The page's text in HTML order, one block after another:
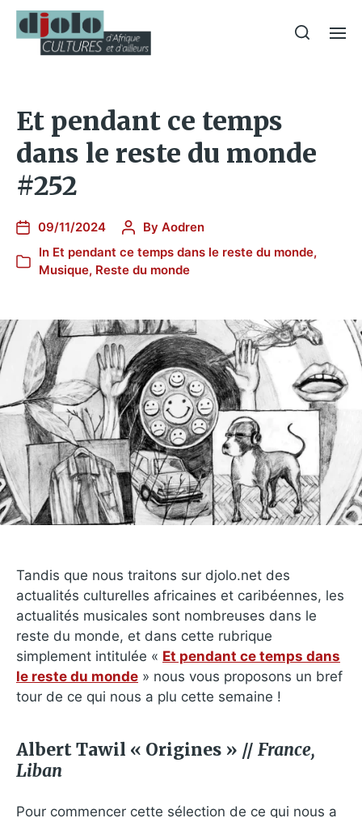
Et pendant ce temps
dans le reste du monde
#252
09/11/2024 By Aodren
In Et pendant ce temps dans le reste du monde,
Musique, Reste du monde
Tandis que nous traitons sur djolo.net des
actualités culturelles africaines et caribéennes, les
actualités musicales sont nombreuses dans le
reste du monde, et dans cette rubrique
simplement intitulée « Et pendant ce temps dans
le reste du monde » nous vous proposons un bref
tour de ce qui nous a plu cette semaine !
Albert Tawil « Origines » // France,
Liban
Pour commencer cette sélection de ce qui nous a